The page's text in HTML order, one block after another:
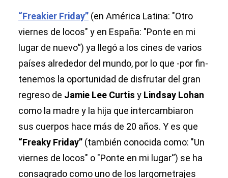
“Freakier Friday” (en América Latina: "Otro
viernes de locos" y en España: "Ponte en mi
lugar de nuevo“) ya llegó a los cines de varios
países alrededor del mundo, por lo que -por fin-
tenemos la oportunidad de disfrutar del gran
regreso de Jamie Lee Curtis y Lindsay Lohan
como la madre y la hija que intercambiaron
sus cuerpos hace más de 20 años. Y es que
“Freaky Friday” (también conocida como: "Un
viernes de locos" o "Ponte en mi lugar“) se ha
consagrado como uno de los largometrajes